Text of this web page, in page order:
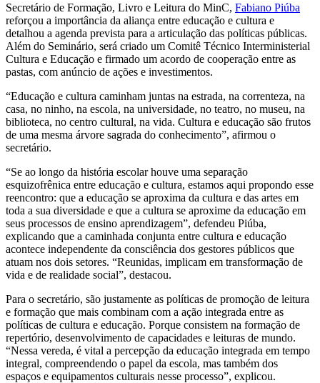
Secretário de Formação, Livro e Leitura do MinC, Fabiano Piúba
reforçou a importância da aliança entre educação e cultura e
detalhou a agenda prevista para a articulação das políticas públicas.
Além do Seminário, será criado um Comitê Técnico Interministerial
Cultura e Educação e firmado um acordo de cooperação entre as
pastas, com anúncio de ações e investimentos.
“Educação e cultura caminham juntas na estrada, na correnteza, na
casa, no ninho, na escola, na universidade, no teatro, no museu, na
biblioteca, no centro cultural, na vida. Cultura e educação são frutos
de uma mesma árvore sagrada do conhecimento”, afirmou o
secretário.
“Se ao longo da história escolar houve uma separação
esquizofrênica entre educação e cultura, estamos aqui propondo esse
reencontro: que a educação se aproxima da cultura e das artes em
toda a sua diversidade e que a cultura se aproxime da educação em
seus processos de ensino aprendizagem”, defendeu Piúba,
explicando que a caminhada conjunta entre cultura e educação
acontece independente da consciência dos gestores públicos que
atuam nos dois setores. “Reunidas, implicam em transformação de
vida e de realidade social”, destacou.
Para o secretário, são justamente as políticas de promoção de leitura
e formação que mais combinam com a ação integrada entre as
políticas de cultura e educação. Porque consistem na formação de
repertório, desenvolvimento de capacidades e leituras de mundo.
“Nessa vereda, é vital a percepção da educação integrada em tempo
integral, compreendendo o papel da escola, mas também dos
espaços e equipamentos culturais nesse processo”, explicou.